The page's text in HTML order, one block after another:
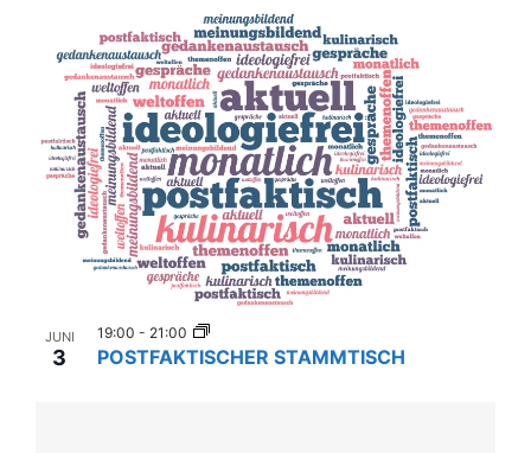
JUNI
3 POSTFAKTISCHER STAMMTISCH
19:00 - 21:00